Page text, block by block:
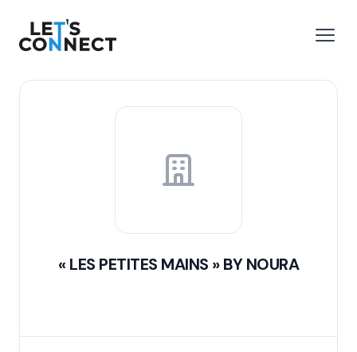
Let's Connect
« LES PETITES MAINS » BY NOURA